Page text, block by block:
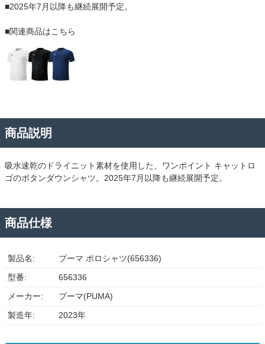
■2025年7月以降も継続展開予定。
■関連商品はこちら
商品説明
吸水速乾のドライニット素材を使用した、ワンポイント キャットロ
ゴのボタンダウンシャツ。2025年7月以降も継続展開予定。
商品仕様
製品名:
プーマ ポロシャツ(656336)
型番:
656336
メーカー:
プーマ(PUMA)
製造年:
2023年